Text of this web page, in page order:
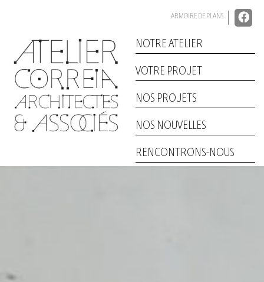
ARMOIRE DE PLANS
NOTRE ATELIER
VOTRE PROJET
NOS PROJETS
NOS NOUVELLES
RENCONTRONS-NOUS